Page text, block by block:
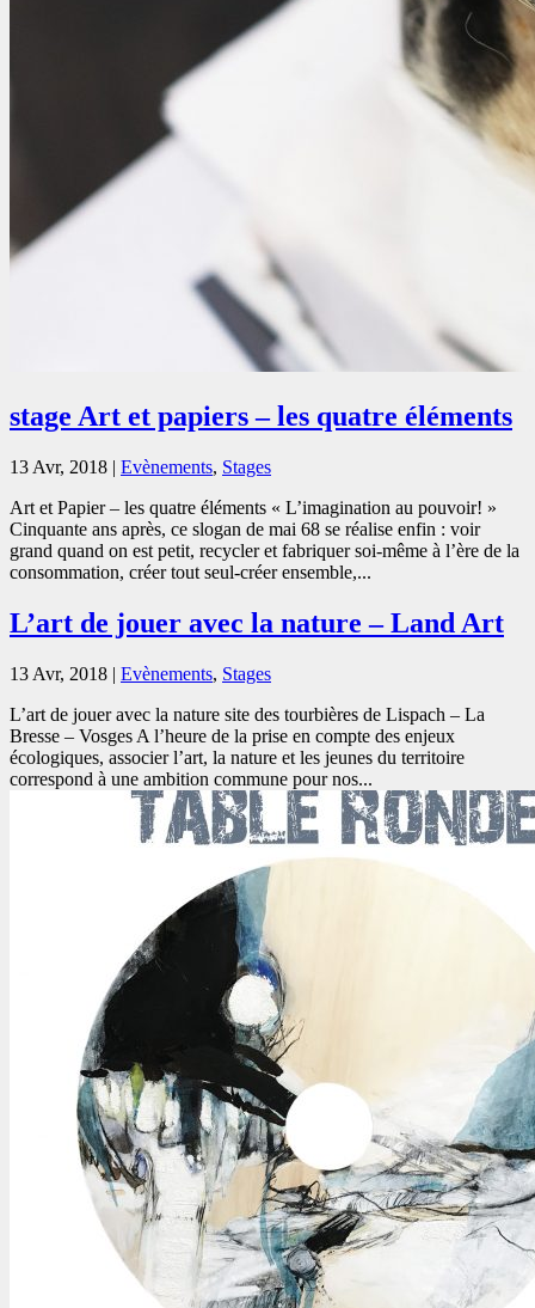
stage Art et papiers – les quatre éléments
13 Avr, 2018 | Evènements, Stages
Art et Papier – les quatre éléments « L’imagination au pouvoir! »
Cinquante ans après, ce slogan de mai 68 se réalise enfin : voir
grand quand on est petit, recycler et fabriquer soi-même à l’ère de la
consommation, créer tout seul-créer ensemble,...
L’art de jouer avec la nature – Land Art
13 Avr, 2018 | Evènements, Stages
L’art de jouer avec la nature site des tourbières de Lispach – La
Bresse – Vosges A l’heure de la prise en compte des enjeux
écologiques, associer l’art, la nature et les jeunes du territoire
correspond à une ambition commune pour nos...